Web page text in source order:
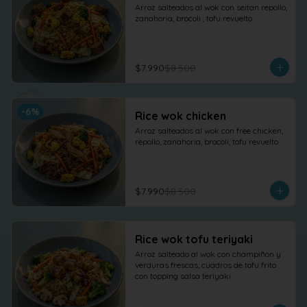
Arroz salteados al wok con seitan repollo,
zanahoria, brocoli , tofu revuelto
$7.990$8.500
-6% Rice wok chicken
Arroz salteados al wok con free chicken,
repollo, zanahoria, brocoli, tofu revuelto
$7.990$8.500
Rice wok tofu teriyaki
Arroz salteado al wok con champiñon y
verduras frescas, cuadros de tofu frito
con topping salsa teriyaki